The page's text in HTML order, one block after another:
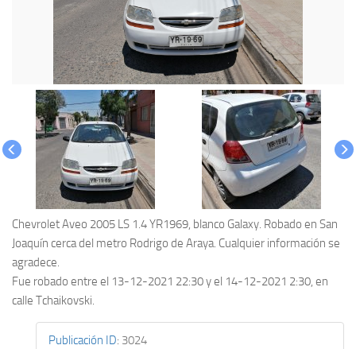
Chevrolet Aveo 2005 LS 1.4 YR1969, blanco Galaxy. Robado en San
Joaquín cerca del metro Rodrigo de Araya. Cualquier información se
agradece.
Fue robado entre el 13-12-2021 22:30 y el 14-12-2021 2:30, en
calle Tchaikovski.
Publicación ID: 3024